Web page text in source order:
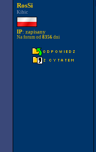
RosSi
Kibic
IP: zapisany
Na forum od 8356dni